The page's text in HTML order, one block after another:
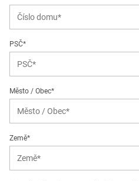
PSČ*
Město / Obec*
Země*